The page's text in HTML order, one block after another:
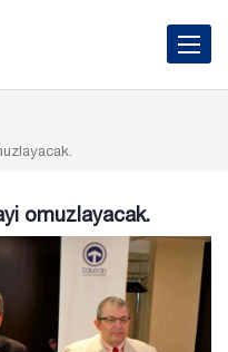
Toggle
omuzlayacak.